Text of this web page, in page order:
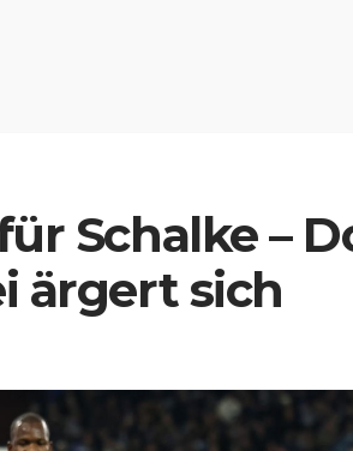
Schalke –
ärgert sich